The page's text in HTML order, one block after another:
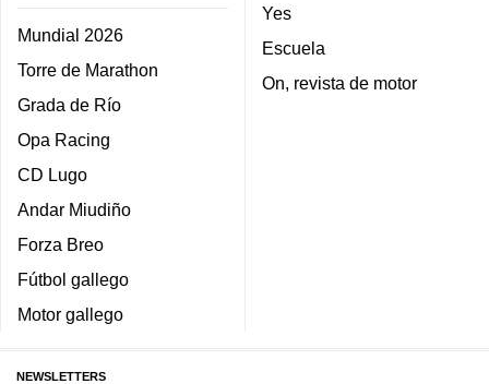
Mundial 2026
Torre de Marathon
Grada de Río
Opa Racing
CD Lugo
Andar Miudiño
Forza Breo
Fútbol gallego
Motor gallego
Yes
Escuela
On, revista de motor
NEWSLETTERS